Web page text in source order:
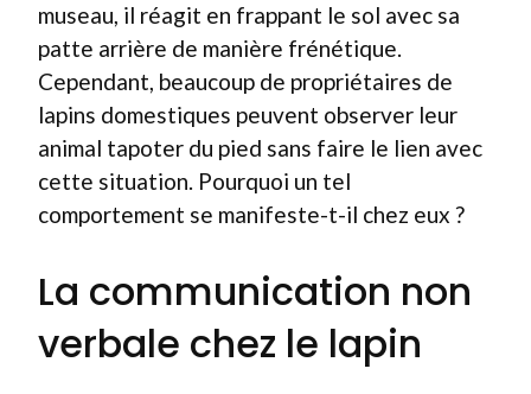
museau, il réagit en frappant le sol avec sa
patte arrière de manière frénétique.
Cependant, beaucoup de propriétaires de
lapins domestiques peuvent observer leur
animal tapoter du pied sans faire le lien avec
cette situation. Pourquoi un tel
comportement se manifeste-t-il chez eux ?
La communication non
verbale chez le lapin